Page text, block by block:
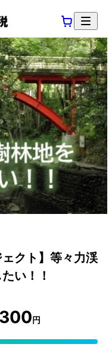
クト】等々力渓
い！！
円